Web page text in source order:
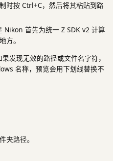
时按 Ctrl+C，然后将其粘贴到路
Nikon 首先为统一 Z SDK v2 计算
方。
发现无效的路径或文件名字符，
名称，预览会用下划线替换不
夹路径。